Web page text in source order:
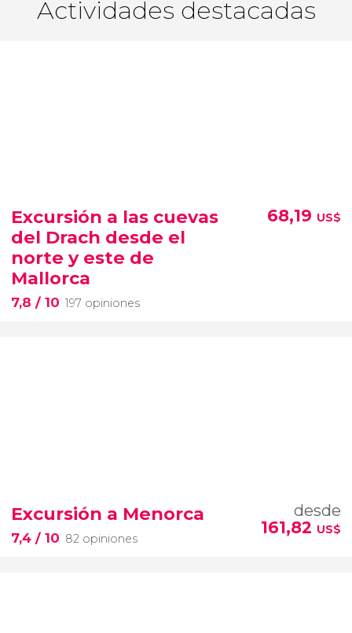
Actividades destacadas
Excursión a las cuevas
del Drach desde el
norte y este de
Mallorca
7,8 / 10 197 opiniones
68,19 US$
Excursión a Menorca
7,4 / 10 82 opiniones
desde
161,82 US$